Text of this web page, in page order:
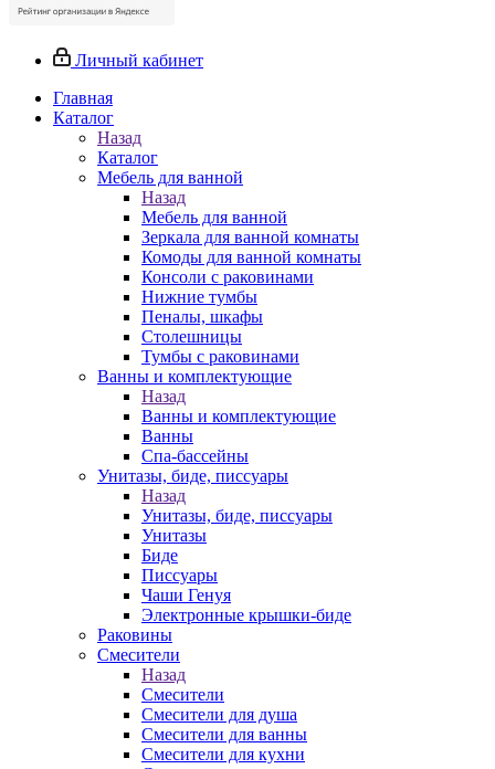
Личный кабинет
Главная
Каталог
Назад
Каталог
Мебель для ванной
Назад
Мебель для ванной
Зеркала для ванной комнаты
Комоды для ванной комнаты
Консоли с раковинами
Нижние тумбы
Пеналы, шкафы
Столешницы
Тумбы с раковинами
Ванны и комплектующие
Назад
Ванны и комплектующие
Ванны
Спа-бассейны
Унитазы, биде, писсуары
Назад
Унитазы, биде, писсуары
Унитазы
Биде
Писсуары
Чаши Генуя
Электронные крышки-биде
Раковины
Смесители
Назад
Смесители
Смесители для душа
Смесители для ванны
Смесители для кухни